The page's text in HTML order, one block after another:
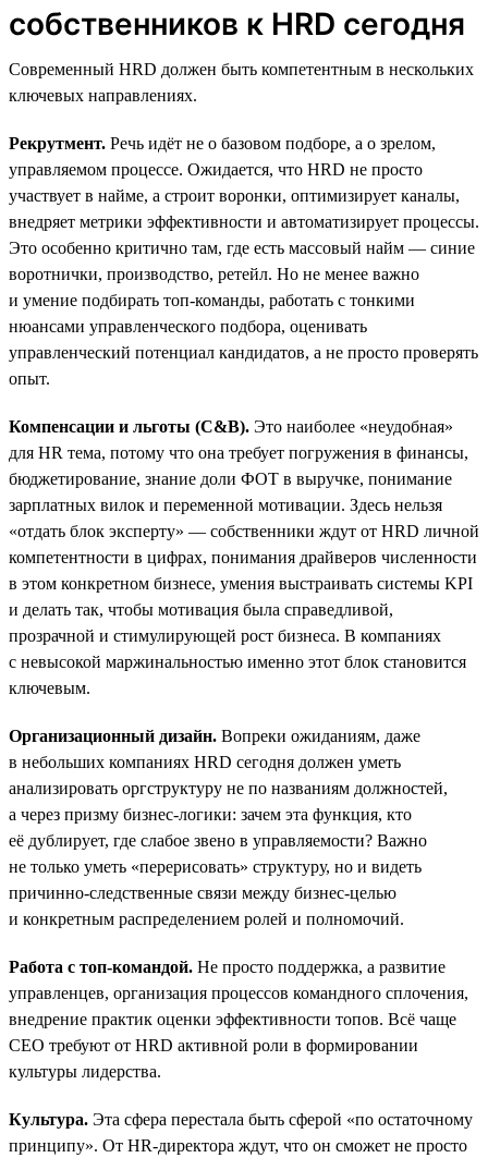
собственников к HRD сегодня
Современный HRD должен быть компетентным в нескольких
ключевых направлениях.
Рекрутмент. Речь идёт не о базовом подборе, а о зрелом,
управляемом процессе. Ожидается, что HRD не просто
участвует в найме, а строит воронки, оптимизирует каналы,
внедряет метрики эффективности и автоматизирует процессы.
Это особенно критично там, где есть массовый найм — синие
воротнички, производство, ретейл. Но не менее важно
и умение подбирать топ-команды, работать с тонкими
нюансами управленческого подбора, оценивать
управленческий потенциал кандидатов, а не просто проверять
опыт.
Компенсации и льготы (C&B). Это наиболее «неудобная»
для HR тема, потому что она требует погружения в финансы,
бюджетирование, знание доли ФОТ в выручке, понимание
зарплатных вилок и переменной мотивации. Здесь нельзя
«отдать блок эксперту» — собственники ждут от HRD личной
компетентности в цифрах, понимания драйверов численности
в этом конкретном бизнесе, умения выстраивать системы KPI
и делать так, чтобы мотивация была справедливой,
прозрачной и стимулирующей рост бизнеса. В компаниях
с невысокой маржинальностью именно этот блок становится
ключевым.
Организационный дизайн. Вопреки ожиданиям, даже
в небольших компаниях HRD сегодня должен уметь
анализировать оргструктуру не по названиям должностей,
а через призму бизнес-логики: зачем эта функция, кто
её дублирует, где слабое звено в управляемости? Важно
не только уметь «перерисовать» структуру, но и видеть
причинно-следственные связи между бизнес-целью
и конкретным распределением ролей и полномочий.
Работа с топ-командой. Не просто поддержка, а развитие
управленцев, организация процессов командного сплочения,
внедрение практик оценки эффективности топов. Всё чаще
СЕО требуют от HRD активной роли в формировании
культуры лидерства.
Культура. Эта сфера перестала быть сферой «по остаточному
принципу». От HR-директора ждут, что он сможет не просто